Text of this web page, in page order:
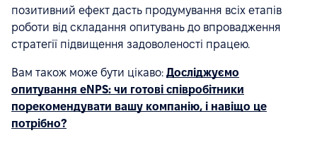
позитивний ефект дасть продумування всіх етапів
роботи від складання опитувань до впровадження
стратегії підвищення задоволеності працею.
Вам також може бути цікаво: Досліджуємо
опитування eNPS: чи готові співробітники
порекомендувати вашу компанію, і навіщо це
потрібно?